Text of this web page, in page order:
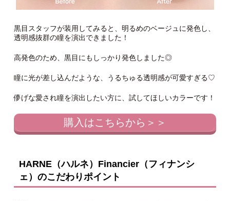
黒目スタッフが装用してみると、明るめのベージュに発色し、
透明感抜群の瞳を演出できました！
高発色のため、黒目にもしっかり発色しました◎
瞳に光が差し込んだような、うるちゅる透明感が可愛すぎる♡
儚げな愛され瞳を演出したい方に、試してほしいカラーです！
購入はこちらから＞＞
HARNE（ハルネ）Financier（フィナンシ
ェ）のこだわりポイント